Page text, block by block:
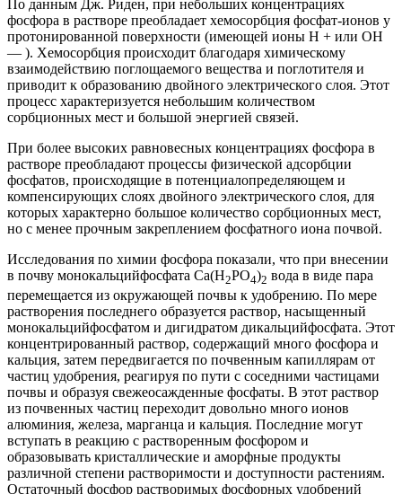
По данным Дж. Риден, при небольших концентрациях
фосфора в растворе преобладает хемосорбция фосфат-ионов у
протонированной поверхности (имеющей ионы Н + или ОН
— ). Хемосорбция происходит благодаря химическому
взаимодействию поглощаемого вещества и поглотителя и
приводит к образованию двойного электрического слоя. Этот
процесс характеризуется небольшим количеством
сорбционных мест и большой энергией связей.
При более высоких равновесных концентрациях фосфора в
растворе преобладают процессы физической адсорбции
фосфатов, происходящие в потенциалопределяющем и
компенсирующих слоях двойного электрического слоя, для
которых характерно большое количество сорбционных мест,
но с менее прочным закреплением фосфатного иона почвой.
Исследования по химии фосфора показали, что при внесении
в почву монокальцийфосфата Са(Н2РО4)2 вода в виде пара
перемещается из окружающей почвы к удобрению. По мере
растворения последнего образуется раствор, насыщенный
монокальцийфосфатом и дигидратом дикальцийфосфата. Этот
концентрированный раствор, содержащий много фосфора и
кальция, затем передвигается по почвенным капиллярам от
частиц удобрения, реагируя по пути с соседними частицами
почвы и образуя свежеосажденные фосфаты. В этот раствор
из почвенных частиц переходит довольно много ионов
алюминия, железа, марганца и кальция. Последние могут
вступать в реакцию с растворенным фосфором и
образовывать кристаллические и аморфные продукты
различной степени растворимости и доступности растениям.
Остаточный фосфор растворимых фосфорных удобрений